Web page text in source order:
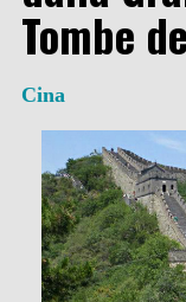
Tombe
Cina